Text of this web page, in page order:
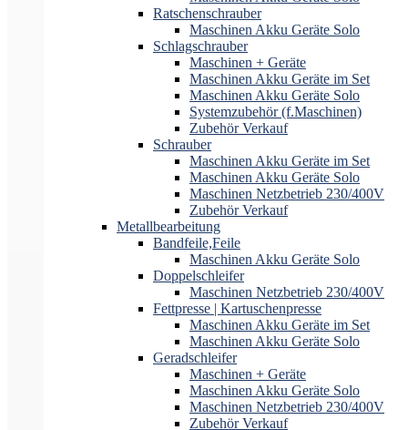
Ratschenschrauber
Maschinen Akku Geräte Solo
Schlagschrauber
Maschinen + Geräte
Maschinen Akku Geräte im Set
Maschinen Akku Geräte Solo
Systemzubehör (f.Maschinen)
Zubehör Verkauf
Schrauber
Maschinen Akku Geräte im Set
Maschinen Akku Geräte Solo
Maschinen Netzbetrieb 230/400V
Zubehör Verkauf
Metallbearbeitung
Bandfeile,Feile
Maschinen Akku Geräte Solo
Doppelschleifer
Maschinen Netzbetrieb 230/400V
Fettpresse | Kartuschenpresse
Maschinen Akku Geräte im Set
Maschinen Akku Geräte Solo
Geradschleifer
Maschinen + Geräte
Maschinen Akku Geräte Solo
Maschinen Netzbetrieb 230/400V
Zubehör Verkauf